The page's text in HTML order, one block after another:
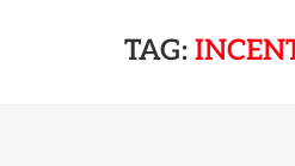
TAG: